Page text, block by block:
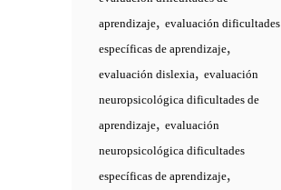
aprendizaje, evaluación dificultades
específicas de aprendizaje,
evaluación dislexia, evaluación
neuropsicológica dificultades de
aprendizaje, evaluación
neuropsicológica dificultades
específicas de aprendizaje,